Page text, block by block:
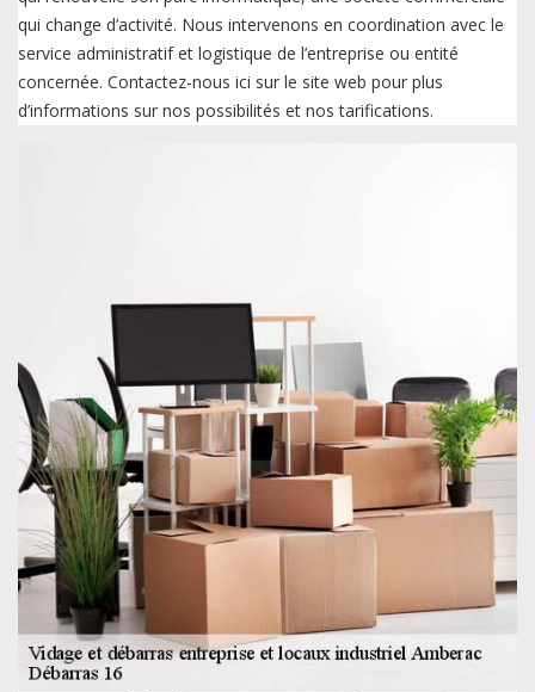
qui change d’activité. Nous intervenons en coordination avec le
service administratif et logistique de l’entreprise ou entité
concernée. Contactez-nous ici sur le site web pour plus
d’informations sur nos possibilités et nos tarifications.